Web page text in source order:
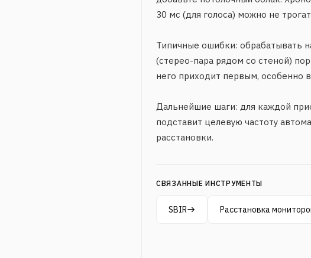
30 мс (для голоса) можно не
Типичные ошибки: обрабатывать
(стерео-пара рядом со стеной)
него приходит первым, особенно
Дальнейшие шаги: для каждой
подставит целевую частоту
расстановки.
СВЯЗАННЫЕ ИНСТРУМЕНТЫ
SBIR Расстановка